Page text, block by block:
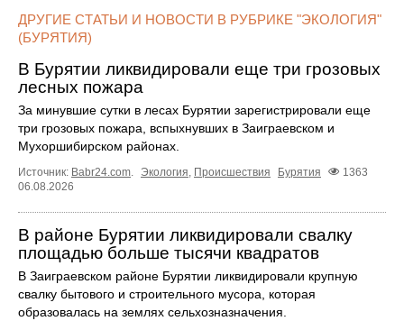
ДРУГИЕ СТАТЬИ И НОВОСТИ В РУБРИКЕ "ЭКОЛОГИЯ"
(БУРЯТИЯ)
В Бурятии ликвидировали еще три грозовых
лесных пожара
За минувшие сутки в лесах Бурятии зарегистрировали еще
три грозовых пожара, вспыхнувших в Заиграевском и
Мухоршибирском районах.
Источник: Babr24.com. Экология, Происшествия Бурятия
1363
06.08.2026
В районе Бурятии ликвидировали свалку
площадью больше тысячи квадратов
В Заиграевском районе Бурятии ликвидировали крупную
свалку бытового и строительного мусора, которая
образовалась на землях сельхозназначения.